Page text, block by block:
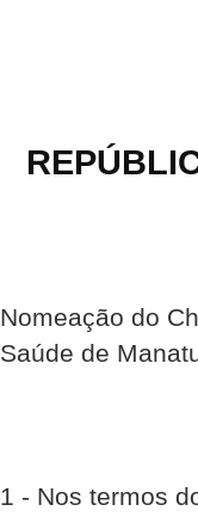
Nomeação do
Saúde de
1 - Nos termos